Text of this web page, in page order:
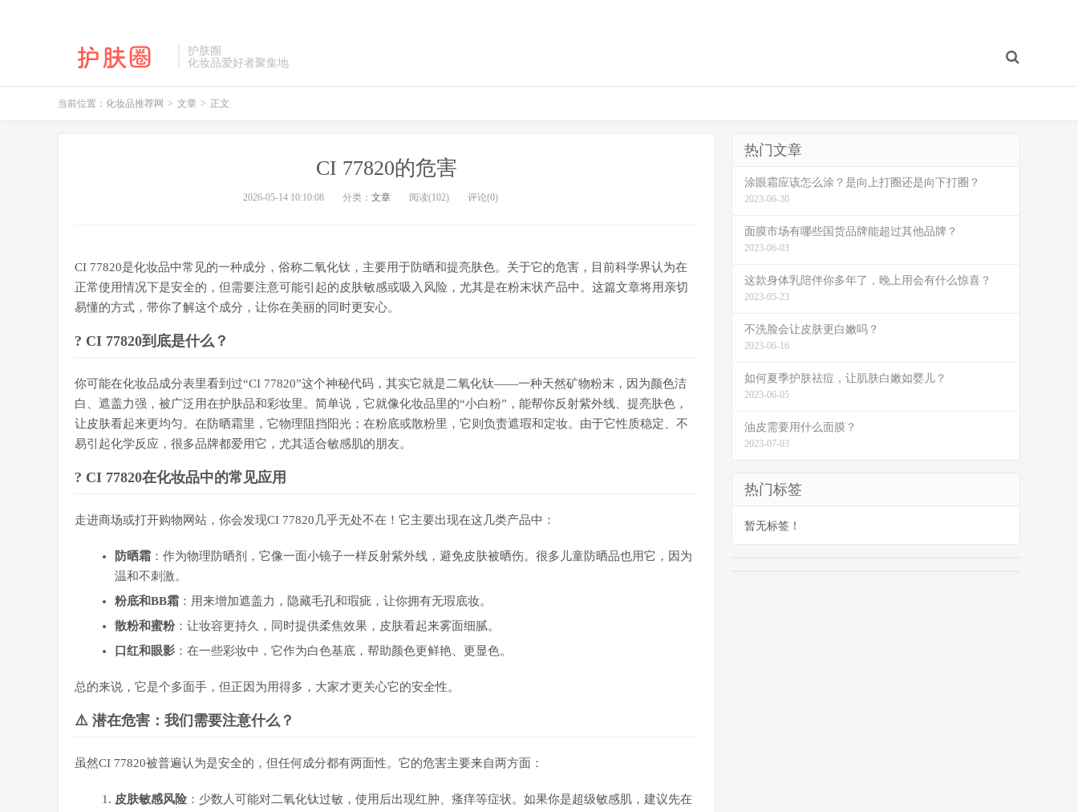
护肤圈
化妆品爱好者聚集地
当前位置： 化妆品推荐网 > 文章 > 正文
CI 77820的危害
2026-05-14 10:10:08 分类： 文章 阅读(102) 评论(0)
CI 77820是化妆品中常见的一种成分，俗称二氧化钛，主要用于防晒和提亮肤色。关于它的危害，目前科学界认为在
正常使用情况下是安全的，但需要注意可能引起的皮肤敏感或吸入风险，尤其是在粉末状产品中。这篇文章将用亲切
易懂的方式，带你了解这个成分，让你在美丽的同时更安心。
? CI 77820到底是什么？
你可能在化妆品成分表里看到过“CI 77820”这个神秘代码，其实它就是二氧化钛——一种天然矿物粉末，因为颜色洁
白、遮盖力强，被广泛用在护肤品和彩妆里。简单说，它就像化妆品里的“小白粉”，能帮你反射紫外线、提亮肤色，
让皮肤看起来更均匀。在防晒霜里，它物理阻挡阳光；在粉底或散粉里，它则负责遮瑕和定妆。由于它性质稳定、不
易引起化学反应，很多品牌都爱用它，尤其适合敏感肌的朋友。
? CI 77820在化妆品中的常见应用
走进商场或打开购物网站，你会发现CI 77820几乎无处不在！它主要出现在这几类产品中：
防晒霜 ：作为物理防晒剂，它像一面小镜子一样反射紫外线，避免皮肤被晒伤。很多儿童防晒品也用它，因为
温和不刺激。
粉底和BB霜 ：用来增加遮盖力，隐藏毛孔和瑕疵，让你拥有无瑕底妆。
散粉和蜜粉：让妆容更持久，同时提供柔焦效果，皮肤看起来雾面细腻。
口红和眼影 ：在一些彩妆中，它作为白色基底，帮助颜色更鲜艳、更显色。
总的来说，它是个多面手，但正因为用得多，大家才更关心它的安全性。
⚠️ 潜在危害：我们需要注意什么？
虽然CI 77820被普遍认为是安全的，但任何成分都有两面性。它的危害主要来自两方面：
皮肤敏感风险 ：少数人可能对二氧化钛过敏，使用后出现红肿、瘙痒等症状。如果你是超级敏感肌，建议先在
热门文章
涂眼霜应该怎么涂？是向上打圈还是向下打圈？
2023-06-30
面膜市场有哪些国货品牌能超过其他品牌？
2023-06-03
这款身体乳陪伴你多年了，晚上用会有什么惊喜？
2023-05-23
不洗脸会让皮肤更白嫩吗？
2023-06-16
如何夏季护肤祛痘，让肌肤白嫩如婴儿？
2023-06-05
油皮需要用什么面膜？
2023-07-03
热门标签
暂无标签！